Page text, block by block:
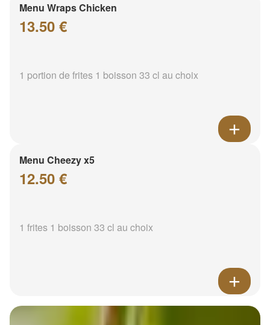
Menu Wraps Chicken
13.50 €
1 portion de frites 1 boisson 33 cl au choix
Menu Cheezy x5
12.50 €
1 frites 1 boisson 33 cl au choix